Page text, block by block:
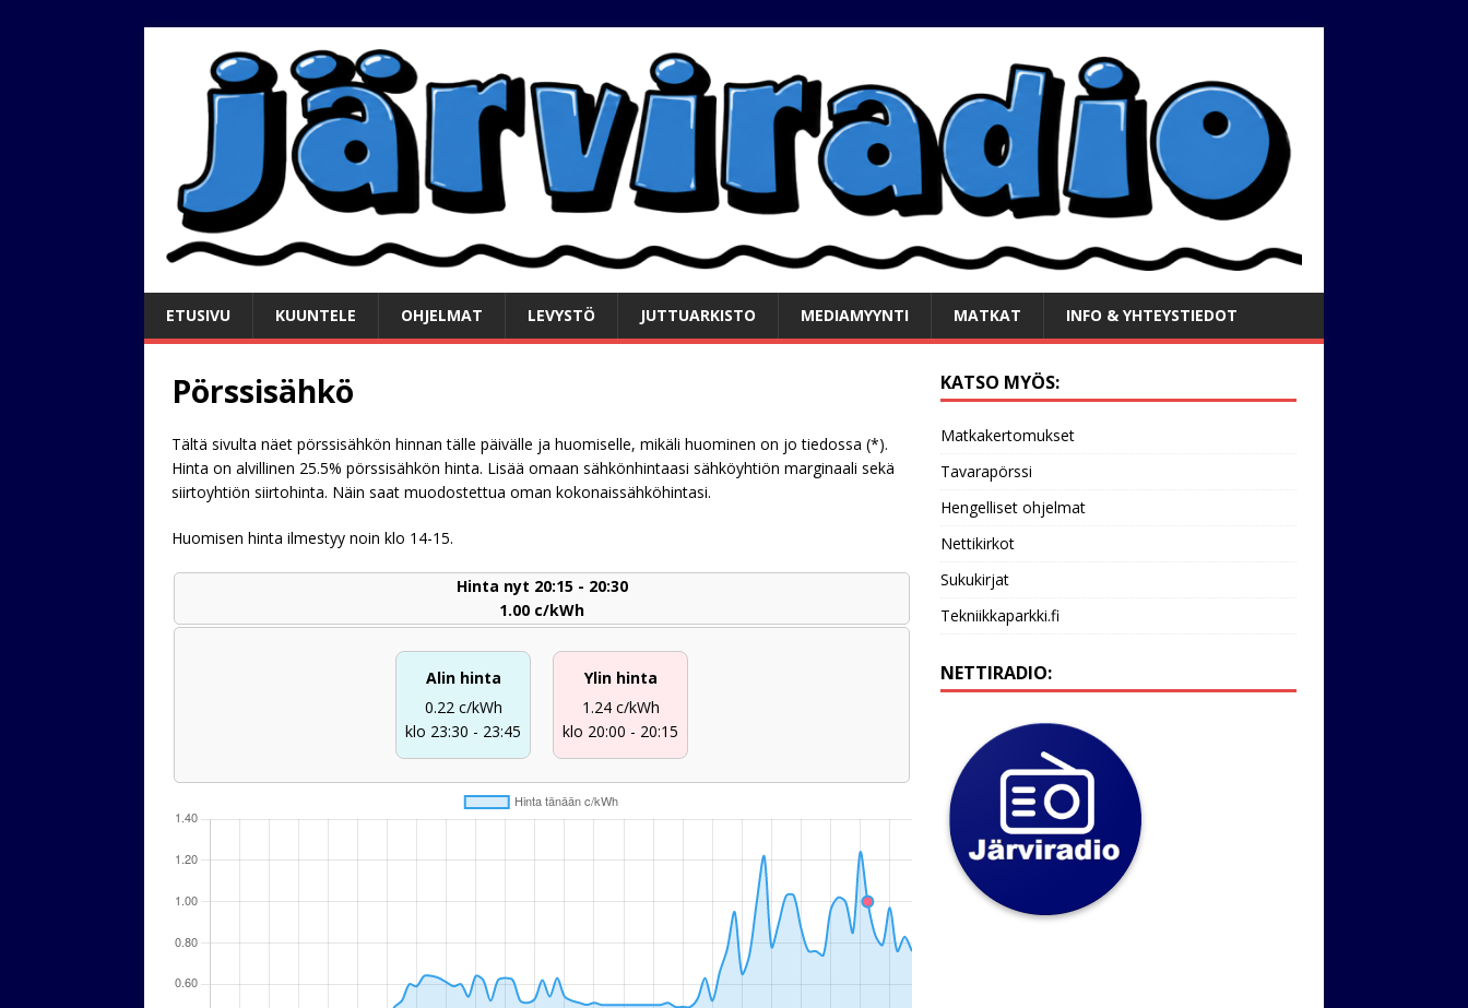
ETUSIVU KUUNTELE OHJELMAT LEVYSTÖ JUTTUARKISTO MEDIAMYYNTI MATKAT INFO & YHTEYSTIEDOT
Pörssisähkö
Tältä sivulta näet pörssisähkön hinnan tälle päivälle ja huomiselle, mikäli huominen on jo tiedossa (*).
Hinta on alvillinen 25.5% pörssisähkön hinta. Lisää omaan sähkönhintaasi sähköyhtiön marginaali sekä
siirtoyhtiön siirtohinta. Näin saat muodostettua oman kokonaissähköhintasi.
Huomisen hinta ilmestyy noin klo 14-15.
Hinta nyt 20:15 - 20:30
1.00 c/kWh
Alin hinta
0.22 c/kWh
klo 23:30 - 23:45
Ylin hinta
1.24 c/kWh
klo 20:00 - 20:15
KATSO MYÖS:
Matkakertomukset
Tavarapörssi
Hengelliset ohjelmat
Nettikirkot
Sukukirjat
Tekniikkaparkki.fi
NETTIRADIO: